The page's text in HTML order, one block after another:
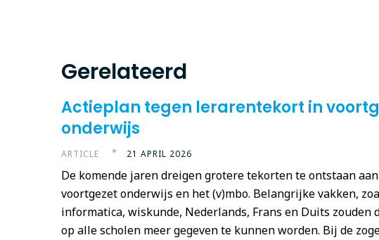
Gerelateerd
Actieplan tegen lerarentekort in
onderwijs
ARTICLE 21 APRIL 2026
De komende jaren dreigen grotere tekorten te ontstaan
voortgezet onderwijs en het (v)mbo. Belangrijke vakken,
informatica, wiskunde, Nederlands, Frans en Duits zouden
op alle scholen meer gegeven te kunnen worden. Bij de